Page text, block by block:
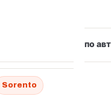
по
Sorento